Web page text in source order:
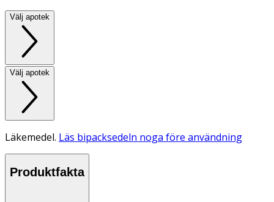
Välj apotek
Välj apotek
Läkemedel. Läs bipacksedeln noga före användning
Produktfakta